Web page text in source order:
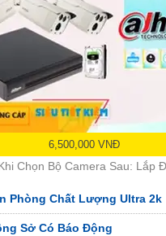
6,500,000 VNĐ
Chọn Bộ Camera Sau: Lắp
Phòng Chất Lượng Ultra 2k
Sở Có Báo Động